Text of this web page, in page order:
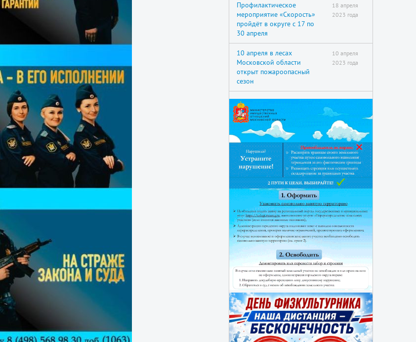
Профилактическое
мероприятие «Скорость»
пройдёт в округе с 17 по
30 апреля
18 апреля
2023 года
10 апреля в лесах
Московской области
открыт пожароопасный
сезон
10 апреля
2023 года